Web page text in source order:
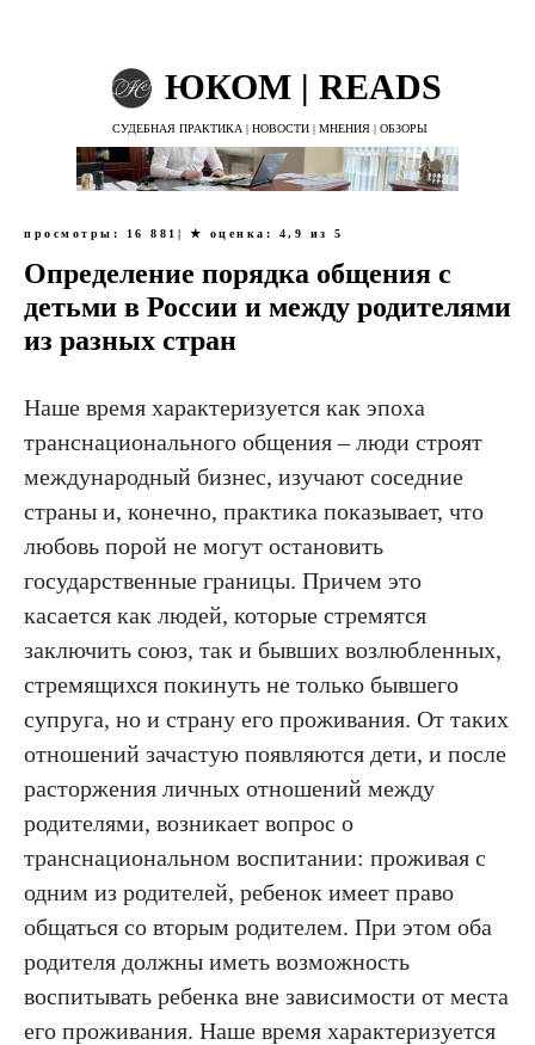
ЮКОМ | READS
СУДЕБНАЯ ПРАКТИКА | НОВОСТИ | МНЕНИЯ | ОБЗОРЫ
просмотры: 16 881| ★ оценка: 4,9 из 5
Определение порядка общения с
детьми в России и между родителями
из разных стран
Наше время характеризуется как эпоха
транснационального общения – люди строят
международный бизнес, изучают соседние
страны и, конечно, практика показывает, что
любовь порой не могут остановить
государственные границы. Причем это
касается как людей, которые стремятся
заключить союз, так и бывших возлюбленных,
стремящихся покинуть не только бывшего
супруга, но и страну его проживания. От таких
отношений зачастую появляются дети, и после
расторжения личных отношений между
родителями, возникает вопрос о
транснациональном воспитании: проживая с
одним из родителей, ребенок имеет право
общаться со вторым родителем. При этом оба
родителя должны иметь возможность
воспитывать ребенка вне зависимости от места
его проживания. Наше время характеризуется